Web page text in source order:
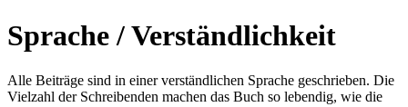
Sprache / Verständlichkeit
Alle Beiträge sind in einer verständlichen Sprache geschrieben. Die
Vielzahl der Schreibenden machen das Buch so lebendig, wie die